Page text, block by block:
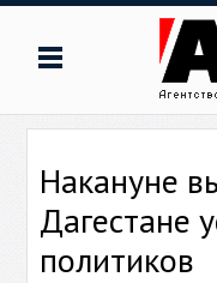
Накануне
Дагестане
политиков